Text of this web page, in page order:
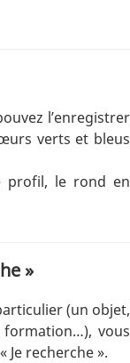
l’enregistrer
verts et bleus
profil, le rond en
»
(un objet,
vous
recherche ».